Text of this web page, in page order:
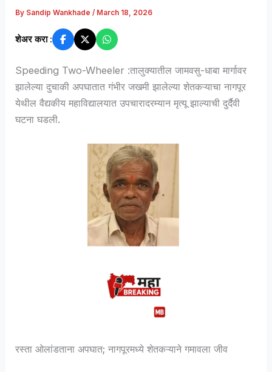
By Sandip Wankhade/ March 18, 2026
शेअर करा :
Speeding Two-Wheeler :तालुक्यातील जामवसु-धाबा मार्गावर
झालेल्या दुचाकी अपघातात गंभीर जखमी झालेल्या शेतकऱ्याचा नागपूर
येथील वैद्यकीय महाविद्यालयात उपचारादरम्यान मृत्यू झाल्याची दुर्दैवी
घटना घडली.
रस्ता ओलांडताना अपघात; नागपूरमध्ये शेतकऱ्याने गमावला जीव